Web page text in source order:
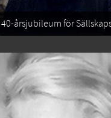
40-årsjubileum för